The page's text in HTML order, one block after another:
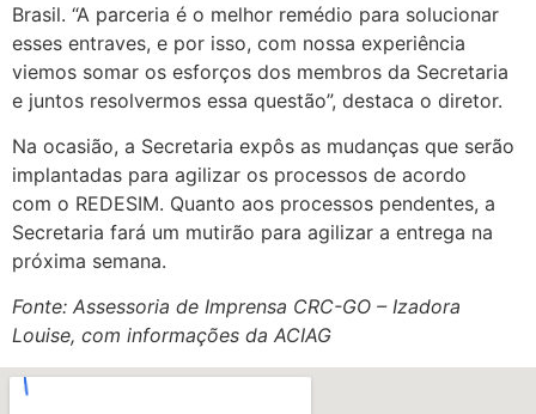
Brasil. “A parceria é o melhor remédio para solucionar
esses entraves, e por isso, com nossa experiência
viemos somar os esforços dos membros da Secretaria
e juntos resolvermos essa questão”, destaca o diretor.
Na ocasião, a Secretaria expôs as mudanças que serão
implantadas para agilizar os processos de acordo
com o REDESIM. Quanto aos processos pendentes, a
Secretaria fará um mutirão para agilizar a entrega na
próxima semana.
Fonte: Assessoria de Imprensa CRC-GO – Izadora
Louise, com informações da ACIAG